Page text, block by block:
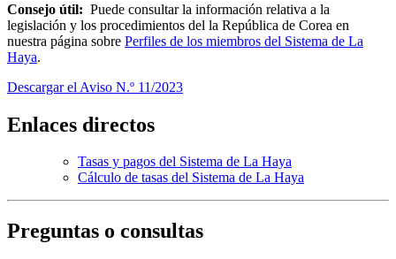
Consejo útil: Puede consultar la información relativa a la
legislación y los procedimientos del la República de Corea en
nuestra página sobre Perfiles de los miembros del Sistema de La
Haya.
Descargar el Aviso N.º 11/2023
Enlaces directos
Tasas y pagos del Sistema de La Haya
Cálculo de tasas del Sistema de La Haya
Preguntas o consultas